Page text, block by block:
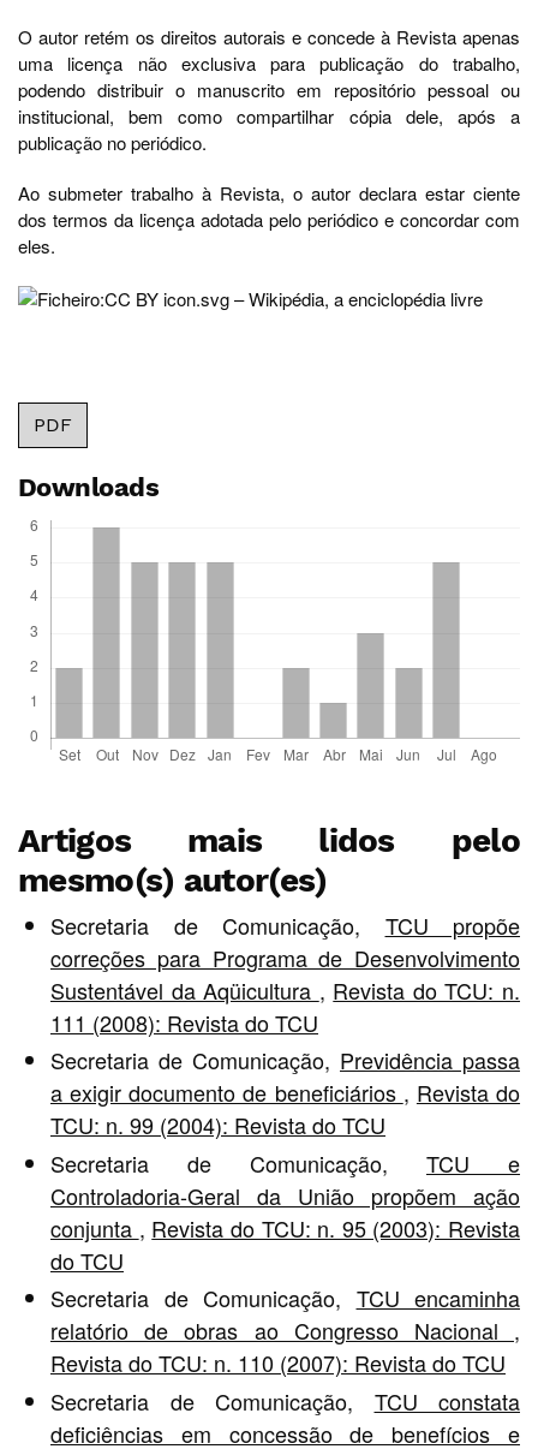
O autor retém os direitos autorais e concede à Revista apenas
uma licença não exclusiva para publicação do trabalho,
podendo distribuir o manuscrito em repositório pessoal ou
institucional, bem como compartilhar cópia dele, após a
publicação no periódico.
Ao submeter trabalho à Revista, o autor declara estar ciente
dos termos da licença adotada pelo periódico e concordar com
eles.
PDF
Downloads
Artigos mais lidos pelo
mesmo(s) autor(es)
Secretaria de Comunicação, TCU propõe
correções para Programa de Desenvolvimento
Sustentável da Aqüicultura , Revista do TCU: n.
111 (2008): Revista do TCU
Secretaria de Comunicação, Previdência passa
a exigir documento de beneficiários , Revista do
TCU: n. 99 (2004): Revista do TCU
Secretaria de Comunicação, TCU e
Controladoria-Geral da União propõem ação
conjunta , Revista do TCU: n. 95 (2003): Revista
do TCU
Secretaria de Comunicação, TCU encaminha
relatório de obras ao Congresso Nacional ,
Revista do TCU: n. 110 (2007): Revista do TCU
Secretaria de Comunicação, TCU constata
deficiências em concessão de benefícios e